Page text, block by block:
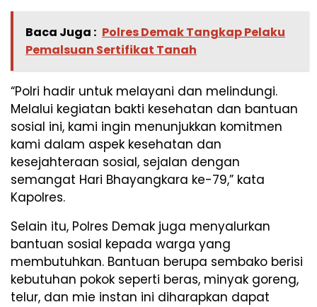
Baca Juga : Polres Demak Tangkap Pelaku
Pemalsuan Sertifikat Tanah
“Polri hadir untuk melayani dan melindungi.
Melalui kegiatan bakti kesehatan dan bantuan
sosial ini, kami ingin menunjukkan komitmen
kami dalam aspek kesehatan dan
kesejahteraan sosial, sejalan dengan
semangat Hari Bhayangkara ke-79,” kata
Kapolres.
Selain itu, Polres Demak juga menyalurkan
bantuan sosial kepada warga yang
membutuhkan. Bantuan berupa sembako berisi
kebutuhan pokok seperti beras, minyak goreng,
telur, dan mie instan ini diharapkan dapat